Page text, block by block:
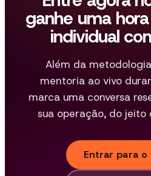
ganhe uma
individual
Além da
mentoria ao vivo
marca uma conversa
sua operação, do jeito
Entrar para o